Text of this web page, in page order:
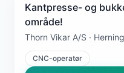
Kantpresse- og
område!
Thorn Vikar A/S ·
CNC-operatør